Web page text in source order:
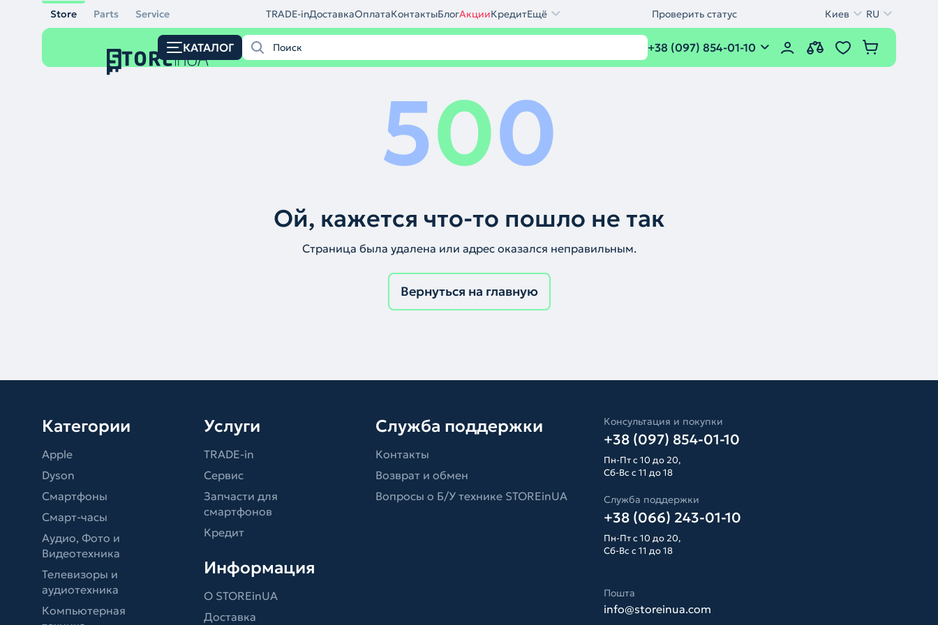
Store Parts Service TRADE-inДоставкаОплатаКонтактыБлогАкцииКредитЕщё Проверить статус Киев RU
КАТАЛОГ +38 (097) 854-01-10
500
Ой, кажется что-то пошло не так
Страница была удалена или адрес оказался неправильным.
Вернуться на главную
Категории
Apple
Dyson
Смартфоны
Смарт-часы
Аудио, Фото и
Видеотехника
Телевизоры и
аудиотехника
Компьютерная
Услуги
TRADE-in
Сервис
Запчасти для
смартфонов
Кредит
Информация
О STOREinUA
Доставка
Служба поддержки
Контакты
Возврат и обмен
Вопросы о Б/У технике STOREinUA
Консультация и покупки
+38 (097) 854-01-10
Пн-Пт с 10 до 20,
Сб-Вс с 11 до 18
Служба поддержки
+38 (066) 243-01-10
Пн-Пт с 10 до 20,
Сб-Вс с 11 до 18
Пошта
info@storeinua.com